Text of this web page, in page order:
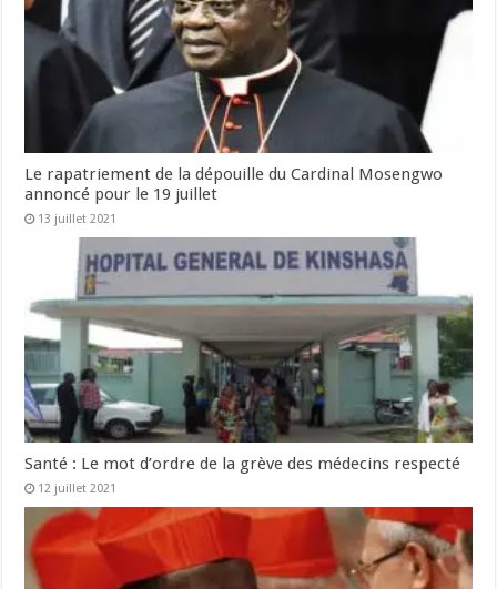
Le rapatriement de la dépouille du Cardinal Mosengwo
annoncé pour le 19 juillet
13 juillet 2021
Santé : Le mot d’ordre de la grève des médecins respecté
12 juillet 2021